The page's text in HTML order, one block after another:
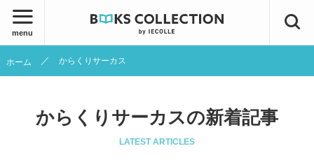
menu
ホーム からくりサーカス
からくりサーカスの新着記事
LATEST ARTICLES